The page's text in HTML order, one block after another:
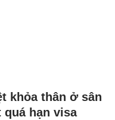
khỏa thân ở sân
quá hạn visa